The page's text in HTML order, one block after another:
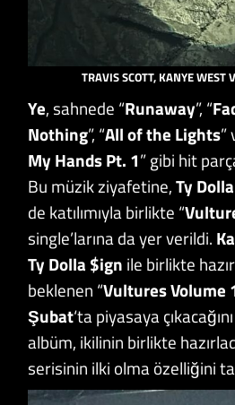
TRAVIS SCOTT, KANYE WEST
Ye, sahnede “Runaway”, “
Nothing”, “All of the Lights”
My Hands Pt. 1” gibi hit
Bu müzik ziyafetine,Ty
de katılımıyla birlikte “
single’larına da yer verildi.
Ty Dolla $ign ile birlikte
beklenen “Vultures Volume
Şubat‘ta piyasaya
albüm, ikilinin birlikte
serisinin ilki olma özelliğini